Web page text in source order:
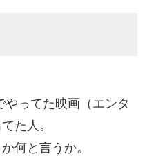
ってた映画（エンタ
た人。
何と言うか。